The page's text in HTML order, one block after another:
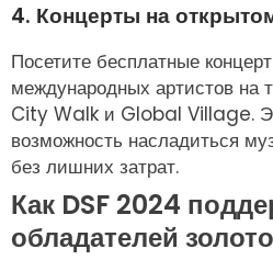
4. Концерты на
Посетите бесплатные
международных артистов на
City Walk и Global Village.
возможность насладиться
без лишних затрат.
Как DSF 2024
обладателей